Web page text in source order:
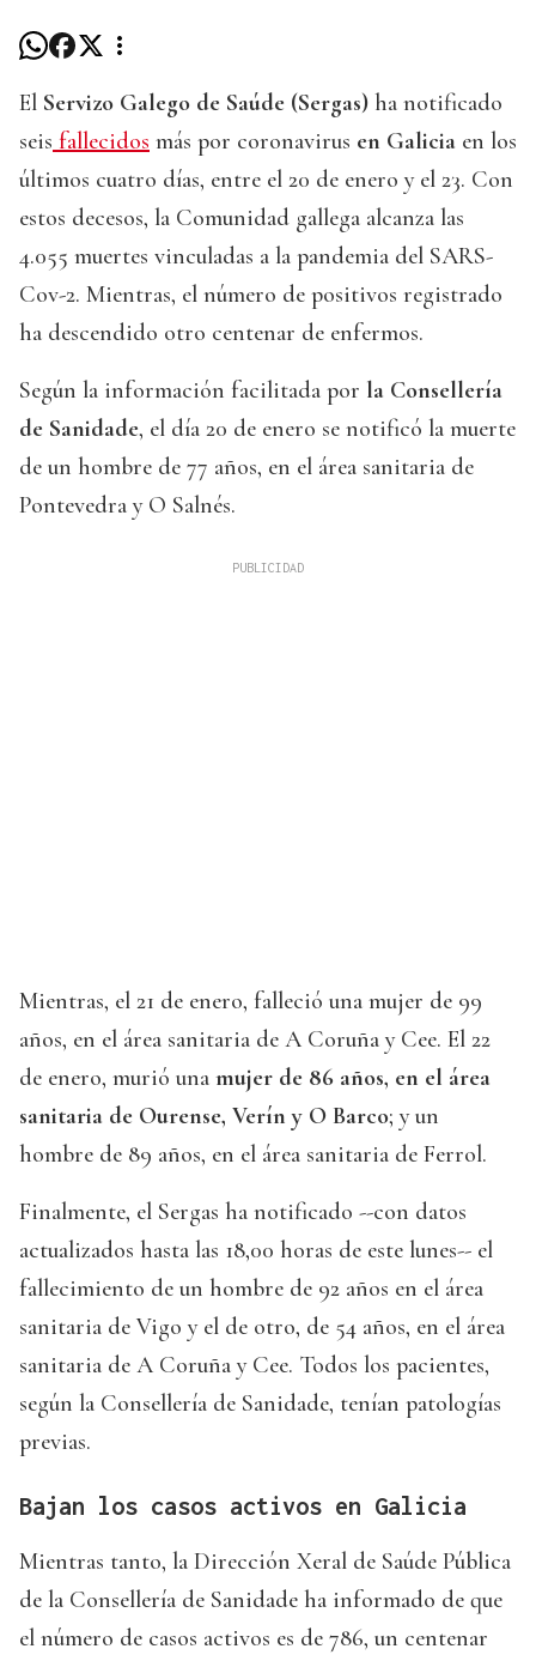
El Servizo Galego de Saúde (Sergas) ha notificado
seis fallecidos más por coronavirus en Galicia en los
últimos cuatro días, entre el 20 de enero y el 23. Con
estos decesos, la Comunidad gallega alcanza las
4.055 muertes vinculadas a la pandemia del SARS-
Cov-2. Mientras, el número de positivos registrado
ha descendido otro centenar de enfermos.
Según la información facilitada por la Consellería
de Sanidade, el día 20 de enero se notificó la muerte
de un hombre de 77 años, en el área sanitaria de
Pontevedra y O Salnés.
Mientras, el 21 de enero, falleció una mujer de 99
años, en el área sanitaria de A Coruña y Cee. El 22
de enero, murió una mujer de 86 años, en el área
sanitaria de Ourense, Verín y O Barco; y un
hombre de 89 años, en el área sanitaria de Ferrol.
Finalmente, el Sergas ha notificado --con datos
actualizados hasta las 18,00 horas de este lunes-- el
fallecimiento de un hombre de 92 años en el área
sanitaria de Vigo y el de otro, de 54 años, en el área
sanitaria de A Coruña y Cee. Todos los pacientes,
según la Consellería de Sanidade, tenían patologías
previas.
Bajan los casos activos en Galicia
Mientras tanto, la Dirección Xeral de Saúde Pública
de la Consellería de Sanidade ha informado de que
el número de casos activos es de 786, un centenar